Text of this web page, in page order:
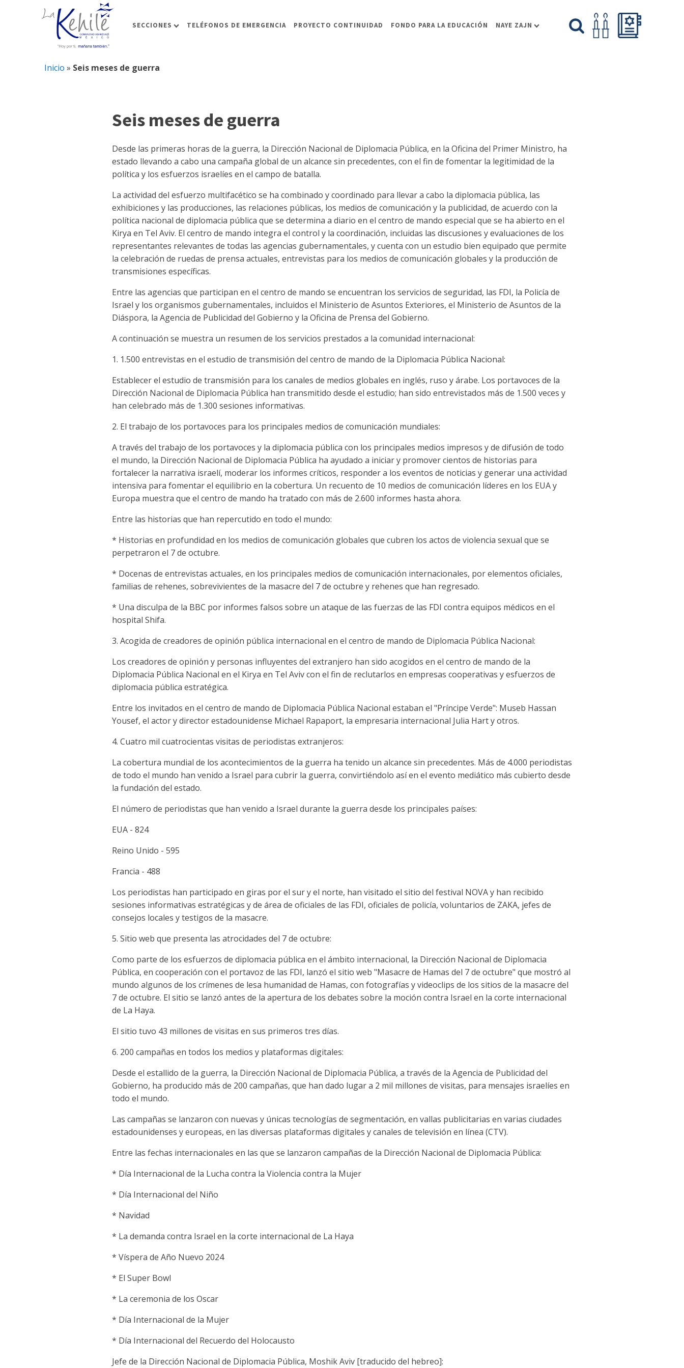
SECCIONES TELÉFONOS DE EMERGENCIA PROYECTO CONTINUIDAD FONDO PARA LA EDUCACIÓN NAYE ZAJN
Inicio » Seis meses de guerra
Seis meses de guerra
Desde las primeras horas de la guerra, la Dirección Nacional de Diplomacia Pública, en la Oficina del Primer Ministro, ha
estado llevando a cabo una campaña global de un alcance sin precedentes, con el fin de fomentar la legitimidad de la
política y los esfuerzos israelíes en el campo de batalla.
La actividad del esfuerzo multifacético se ha combinado y coordinado para llevar a cabo la diplomacia pública, las
exhibiciones y las producciones, las relaciones públicas, los medios de comunicación y la publicidad, de acuerdo con la
política nacional de diplomacia pública que se determina a diario en el centro de mando especial que se ha abierto en el
Kirya en Tel Aviv. El centro de mando integra el control y la coordinación, incluidas las discusiones y evaluaciones de los
representantes relevantes de todas las agencias gubernamentales, y cuenta con un estudio bien equipado que permite
la celebración de ruedas de prensa actuales, entrevistas para los medios de comunicación globales y la producción de
transmisiones específicas.
Entre las agencias que participan en el centro de mando se encuentran los servicios de seguridad, las FDI, la Policía de
Israel y los organismos gubernamentales, incluidos el Ministerio de Asuntos Exteriores, el Ministerio de Asuntos de la
Diáspora, la Agencia de Publicidad del Gobierno y la Oficina de Prensa del Gobierno.
A continuación se muestra un resumen de los servicios prestados a la comunidad internacional:
1. 1.500 entrevistas en el estudio de transmisión del centro de mando de la Diplomacia Pública Nacional:
Establecer el estudio de transmisión para los canales de medios globales en inglés, ruso y árabe. Los portavoces de la
Dirección Nacional de Diplomacia Pública han transmitido desde el estudio; han sido entrevistados más de 1.500 veces y
han celebrado más de 1.300 sesiones informativas.
2. El trabajo de los portavoces para los principales medios de comunicación mundiales:
A través del trabajo de los portavoces y la diplomacia pública con los principales medios impresos y de difusión de todo
el mundo, la Dirección Nacional de Diplomacia Pública ha ayudado a iniciar y promover cientos de historias para
fortalecer la narrativa israelí, moderar los informes críticos, responder a los eventos de noticias y generar una actividad
intensiva para fomentar el equilibrio en la cobertura. Un recuento de 10 medios de comunicación líderes en los EUA y
Europa muestra que el centro de mando ha tratado con más de 2.600 informes hasta ahora.
Entre las historias que han repercutido en todo el mundo:
* Historias en profundidad en los medios de comunicación globales que cubren los actos de violencia sexual que se
perpetraron el 7 de octubre.
* Docenas de entrevistas actuales, en los principales medios de comunicación internacionales, por elementos oficiales,
familias de rehenes, sobrevivientes de la masacre del 7 de octubre y rehenes que han regresado.
* Una disculpa de la BBC por informes falsos sobre un ataque de las fuerzas de las FDI contra equipos médicos en el
hospital Shifa.
3. Acogida de creadores de opinión pública internacional en el centro de mando de Diplomacia Pública Nacional:
Los creadores de opinión y personas influyentes del extranjero han sido acogidos en el centro de mando de la
Diplomacia Pública Nacional en el Kirya en Tel Aviv con el fin de reclutarlos en empresas cooperativas y esfuerzos de
diplomacia pública estratégica.
Entre los invitados en el centro de mando de Diplomacia Pública Nacional estaban el "Príncipe Verde": Museb Hassan
Yousef, el actor y director estadounidense Michael Rapaport, la empresaria internacional Julia Hart y otros.
4. Cuatro mil cuatrocientas visitas de periodistas extranjeros:
La cobertura mundial de los acontecimientos de la guerra ha tenido un alcance sin precedentes. Más de 4.000 periodistas
de todo el mundo han venido a Israel para cubrir la guerra, convirtiéndolo así en el evento mediático más cubierto desde
la fundación del estado.
El número de periodistas que han venido a Israel durante la guerra desde los principales países:
EUA - 824
Reino Unido - 595
Francia - 488
Los periodistas han participado en giras por el sur y el norte, han visitado el sitio del festival NOVA y han recibido
sesiones informativas estratégicas y de área de oficiales de las FDI, oficiales de policía, voluntarios de ZAKA, jefes de
consejos locales y testigos de la masacre.
5. Sitio web que presenta las atrocidades del 7 de octubre:
Como parte de los esfuerzos de diplomacia pública en el ámbito internacional, la Dirección Nacional de Diplomacia
Pública, en cooperación con el portavoz de las FDI, lanzó el sitio web "Masacre de Hamas del 7 de octubre" que mostró al
mundo algunos de los crímenes de lesa humanidad de Hamas, con fotografías y videoclips de los sitios de la masacre del
7 de octubre. El sitio se lanzó antes de la apertura de los debates sobre la moción contra Israel en la corte internacional
de La Haya.
El sitio tuvo 43 millones de visitas en sus primeros tres días.
6. 200 campañas en todos los medios y plataformas digitales:
Desde el estallido de la guerra, la Dirección Nacional de Diplomacia Pública, a través de la Agencia de Publicidad del
Gobierno, ha producido más de 200 campañas, que han dado lugar a 2 mil millones de visitas, para mensajes israelíes en
todo el mundo.
Las campañas se lanzaron con nuevas y únicas tecnologías de segmentación, en vallas publicitarias en varias ciudades
estadounidenses y europeas, en las diversas plataformas digitales y canales de televisión en línea (CTV).
Entre las fechas internacionales en las que se lanzaron campañas de la Dirección Nacional de Diplomacia Pública:
* Día Internacional de la Lucha contra la Violencia contra la Mujer
* Día Internacional del Niño
* Navidad
* La demanda contra Israel en la corte internacional de La Haya
* Víspera de Año Nuevo 2024
* El Super Bowl
* La ceremonia de los Oscar
* Día Internacional de la Mujer
* Día Internacional del Recuerdo del Holocausto
Jefe de la Dirección Nacional de Diplomacia Pública, Moshik Aviv [traducido del hebreo]: